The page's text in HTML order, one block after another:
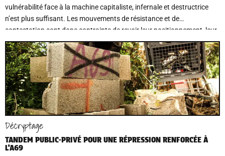
vulnérabilité face à la machine capitaliste, infernale et destructrice
n’est plus suffisant. Les mouvements de résistance et de
contestation sont donc contraints de revoir leur positionnement, leur
stratégie et les récits sur lesquels ils s’appuient.
Décryptage
TANDEM PUBLIC-PRIVÉ POUR UNE RÉPRESSION RENFORCÉE À
L’A69